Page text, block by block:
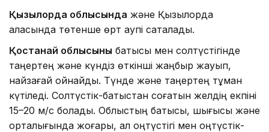
Қызылорда облысында және Қызылорда
қаласында төтенше өрт қаупі сақталады.
Қостанай облысының батысы мен солтүстігінде
таңертең және күндіз өткінші жаңбыр жауып,
найзағай ойнайды. Түнде және таңертең тұман
күтіледі. Солтүстік-батыстан соғатын желдің екпіні
15–20 м/с болады. Облыстың батысы, шығысы және
орталығында жоғары, ал оңтүстігі мен оңтүстік-